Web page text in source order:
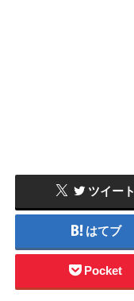
ツイート
はてブ
Pocket